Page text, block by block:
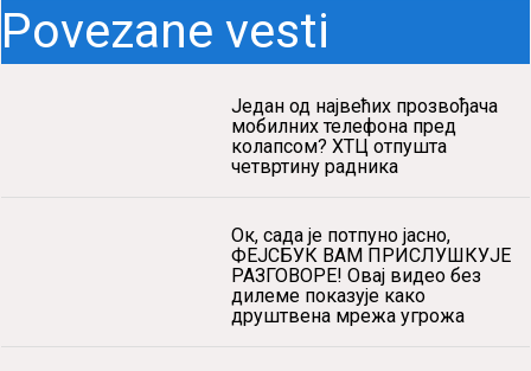
Povezane vesti
Један од највећих прозвођача
мобилних телефона пред
колапсом? ХТЦ отпушта
четвртину радника
Ок, сада је потпуно јасно,
ФЕЈСБУК ВАМ ПРИСЛУШКУЈЕ
РАЗГОВОРЕ! Овај видео без
дилеме показује како
друштвена мрежа угрожа